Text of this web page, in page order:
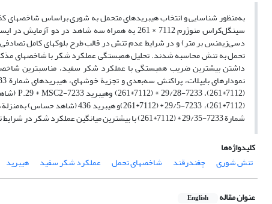
دسی‌زیمنس بر متر) و در شرایط عدم تنش در قالب طرح بلوک‏های کامل
داشتن بیشترین ضریب همبستگی با عملکرد شکر سفید، مناسب‏ترین
(7112*261)، 7233-29/5 *
شمارة 7233-29/35 * (7112*261) با بیشترین میانگین عملکرد شکر در شرایط تنش شوری و نیز بالاترین مقادیر STI ,MP و GMPبه‌منزلة هیبرید برتر شناخته شد.
کلیدواژه‌ها
تنش شوری
چغندرقند شاخص‏های تحمل عملکرد شکر سفید هیبرید
عنوان مقاله English